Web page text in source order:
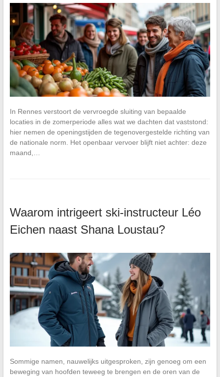
In Rennes verstoort de vervroegde sluiting van bepaalde
locaties in de zomerperiode alles wat we dachten dat vaststond:
hier nemen de openingstijden de tegenovergestelde richting van
de nationale norm. Het openbaar vervoer blijft niet achter: deze
maand,…
Waarom intrigeert ski-instructeur Léo
Eichen naast Shana Loustau?
Sommige namen, nauwelijks uitgesproken, zijn genoeg om een
beweging van hoofden teweeg te brengen en de oren van de